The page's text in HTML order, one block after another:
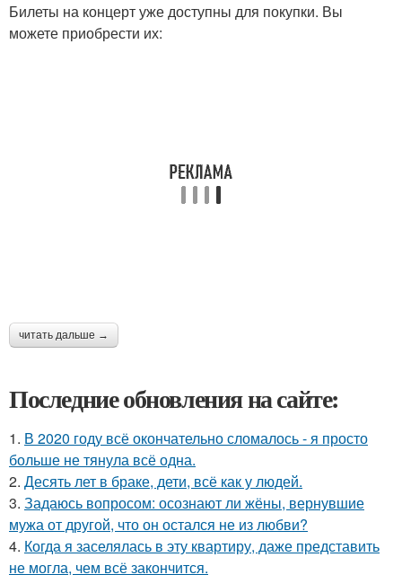
Билеты на концерт уже доступны для покупки. Вы
можете приобрести их:
читать дальше →
Последние обновления на сайте:
1. В 2020 году всё окончательно сломалось - я просто
больше не тянула всё одна.
2. Десять лет в браке, дети, всё как у людей.
3. Задаюсь вопросом: осознают ли жёны, вернувшие
мужа от другой, что он остался не из любви?
4. Когда я заселялась в эту квартиру, даже представить
не могла, чем всё закончится.